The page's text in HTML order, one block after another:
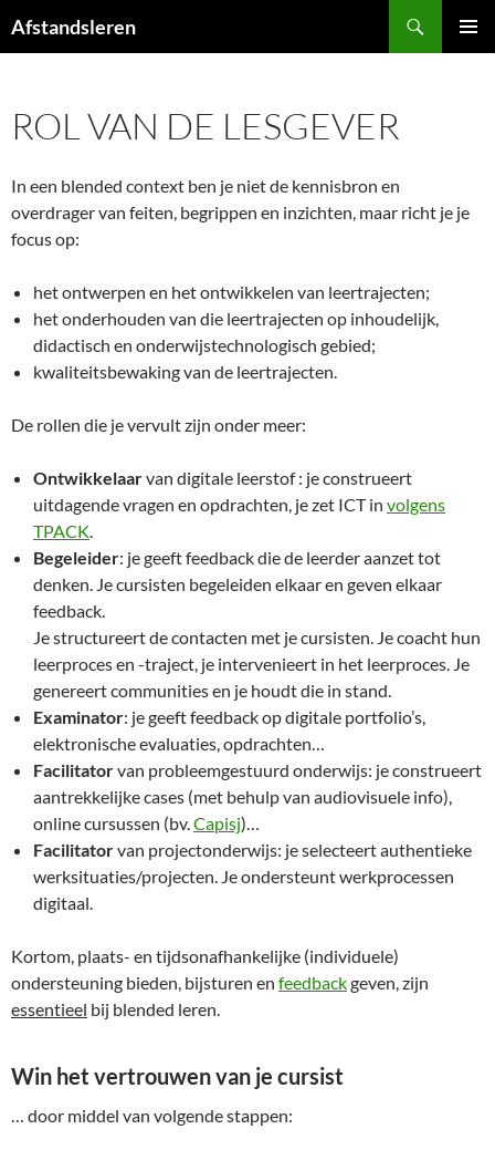
naar
Afstandsleren
ROL VAN DE LESGEVER
In een blended context ben je niet de kennisbron en
overdrager van feiten, begrippen en inzichten, maar richt je je
focus op:
het ontwerpen en het ontwikkelen van leertrajecten;
het onderhouden van die leertrajecten op inhoudelijk,
didactisch en onderwijstechnologisch gebied;
kwaliteitsbewaking van de leertrajecten.
De rollen die je vervult zijn onder meer:
Ontwikkelaarvan digitale leerstof : je construeert
uitdagende vragen en opdrachten, je zet ICT in volgens
TPACK.
Begeleider: je geeft feedback die de leerder aanzet tot
denken. Je cursisten begeleiden elkaar en geven elkaar
feedback.
Je structureert de contacten met je cursisten. Je coacht hun
leerproces en -traject, je intervenieert in het leerproces. Je
genereert communities en je houdt die in stand.
Examinator: je geeft feedback op digitale portfolio’s,
elektronische evaluaties, opdrachten…
Facilitatorvan probleemgestuurd onderwijs: je construeert
aantrekkelijke cases (met behulp van audiovisuele info),
online cursussen (bv.Capisj)…
Facilitatorvan projectonderwijs: je selecteert authentieke
werksituaties/projecten. Je ondersteunt werkprocessen
digitaal.
Kortom, plaats- en tijdsonafhankelijke (individuele)
ondersteuning bieden, bijsturen en feedbackgeven, zijn
essentieel bij blended leren.
Win het vertrouwen van je cursist
… door middel van volgende stappen: